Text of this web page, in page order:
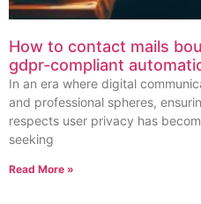
How to contact mails
gdpr-compliant
In an era where digital
and professional spheres,
respects user privacy has
seeking
Read More »